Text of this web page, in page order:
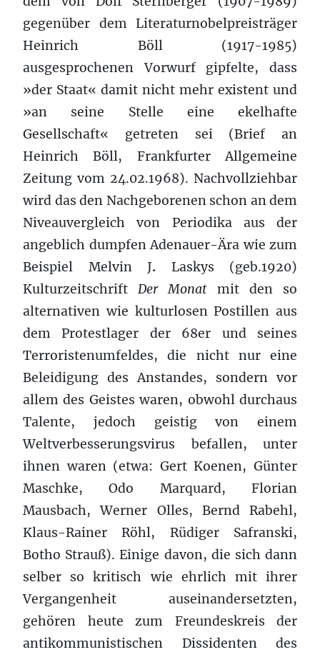
gegenüber dem Literaturnobelpreisträger
Heinrich Böll (1917-1985)
ausgesprochenen Vorwurf gipfelte, dass
»der Staat« damit nicht mehr existent und
»an seine Stelle eine ekelhafte
Gesellschaft« getreten sei (Brief an
Heinrich Böll, Frankfurter Allgemeine
Zeitung vom 24.02.1968). Nachvollziehbar
wird das den Nachgeborenen schon an dem
Niveauvergleich von Periodika aus der
angeblich dumpfen Adenauer-Ära wie zum
Beispiel Melvin J. Laskys (geb.1920)
KulturzeitschriftDer Monatmit den so
alternativen wie kulturlosen Postillen aus
dem Protestlager der 68er und seines
Terroristenumfeldes, die nicht nur eine
Beleidigung des Anstandes, sondern vor
allem des Geistes waren, obwohl durchaus
Talente, jedoch geistig von einem
Weltverbesserungsvirus befallen, unter
ihnen waren (etwa: Gert Koenen, Günter
Maschke, Odo Marquard, Florian
Mausbach, Werner Olles, Bernd Rabehl,
Klaus-Rainer Röhl, Rüdiger Safranski,
Botho Strauß). Einige davon, die sich dann
selber so kritisch wie ehrlich mit ihrer
Vergangenheit auseinandersetzten,
gehören heute zum Freundeskreis der
antikommunistischen Dissidenten des